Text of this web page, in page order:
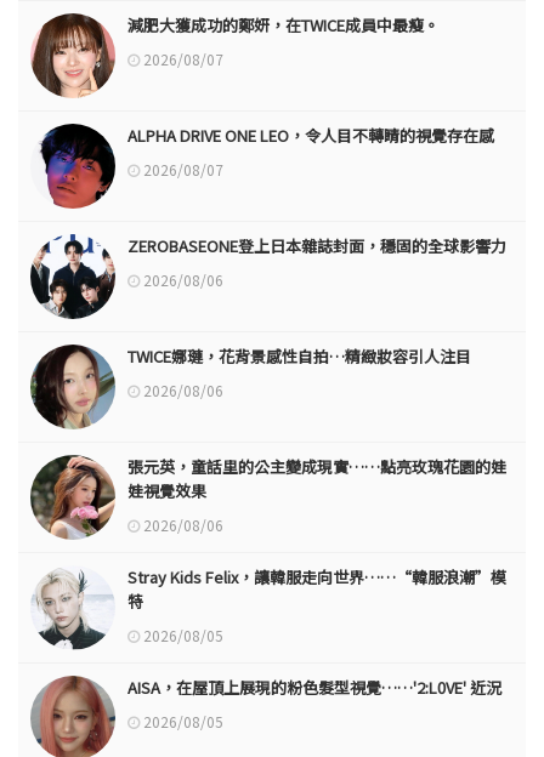
減肥大獲成功的鄭妍，在TWICE成員中最瘦。
2026/08/07
ALPHA DRIVE ONE LEO，令人目不轉睛的視覺存在感
2026/08/07
ZEROBASEONE登上日本雜誌封面，穩固的全球影響力
2026/08/06
TWICE娜璉，花背景感性自拍…精緻妝容引人注目
2026/08/06
張元英，童話里的公主變成現實……點亮玫瑰花園的娃
娃視覺效果
2026/08/06
Stray Kids Felix，讓韓服走向世界……“韓服浪潮”模
特
2026/08/05
AISA，在屋頂上展現的粉色髮型視覺……'2:L0VE' 近況
2026/08/05